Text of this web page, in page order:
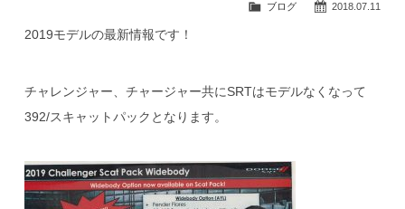
2018.07.11
ブログ
2019モデルの最新情報です！
チャレンジャー、チャージャー共にSRTはモデルなくなって
392/スキャットパックとなります。